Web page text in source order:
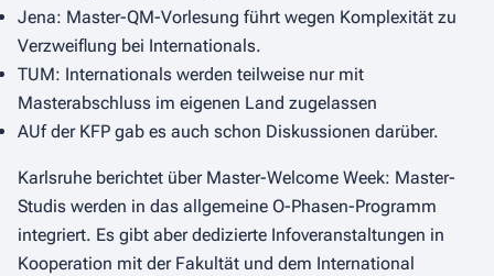
Jena: Master-QM-Vorlesung führt wegen Komplexität zu
Verzweiflung bei Internationals.
TUM: Internationals werden teilweise nur mit
Masterabschluss im eigenen Land zugelassen
AUf der KFP gab es auch schon Diskussionen darüber.
Karlsruhe berichtet über Master-Welcome Week: Master-
Studis werden in das allgemeine O-Phasen-Programm
integriert. Es gibt aber dedizierte Infoveranstaltungen in
Kooperation mit der Fakultät und dem International